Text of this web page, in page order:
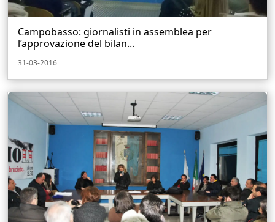
Campobasso: giornalisti in assemblea per
l’approvazione del bilan...
31-03-2016